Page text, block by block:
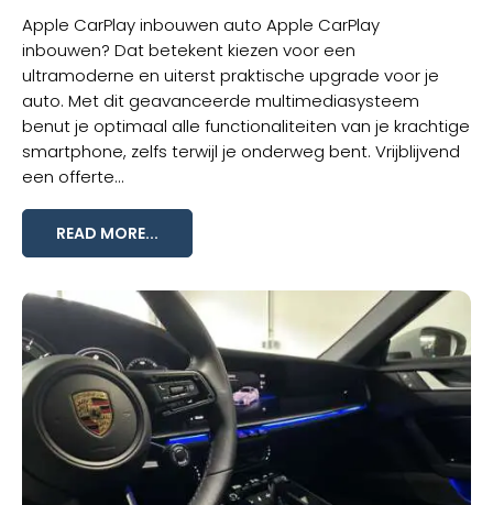
Apple CarPlay inbouwen auto Apple CarPlay
inbouwen? Dat betekent kiezen voor een
ultramoderne en uiterst praktische upgrade voor je
auto. Met dit geavanceerde multimediasysteem
benut je optimaal alle functionaliteiten van je krachtige
smartphone, zelfs terwijl je onderweg bent. Vrijblijvend
een offerte...
READ MORE...